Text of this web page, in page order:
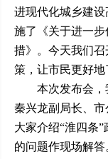
进现代化城乡建
施了《关于进一
措》。今天我们
策，让市民更好地
本次发布会，我
秦兴龙副局长、
大家介绍“淮四条
的问题作现场解